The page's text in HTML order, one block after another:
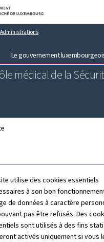
utilise des cookies essentiels
à son bon
de données à caractère
pas être refusés. Des
sont utilisés à des fins
activés uniquement si vous
Aller au menu principal
Aller au contenu
Administrations
Le gouvernement
médical de la
Dernière